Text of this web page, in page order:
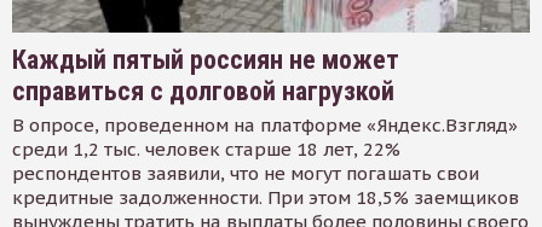
Каждый пятый россиян не может
справиться с долговой нагрузкой
В опросе, проведенном на платформе «Яндекс.Взгляд»
среди 1,2 тыс. человек старше 18 лет, 22%
респондентов заявили, что не могут погашать свои
кредитные задолженности. При этом 18,5% заемщиков
вынуждены тратить на выплаты более половины своего